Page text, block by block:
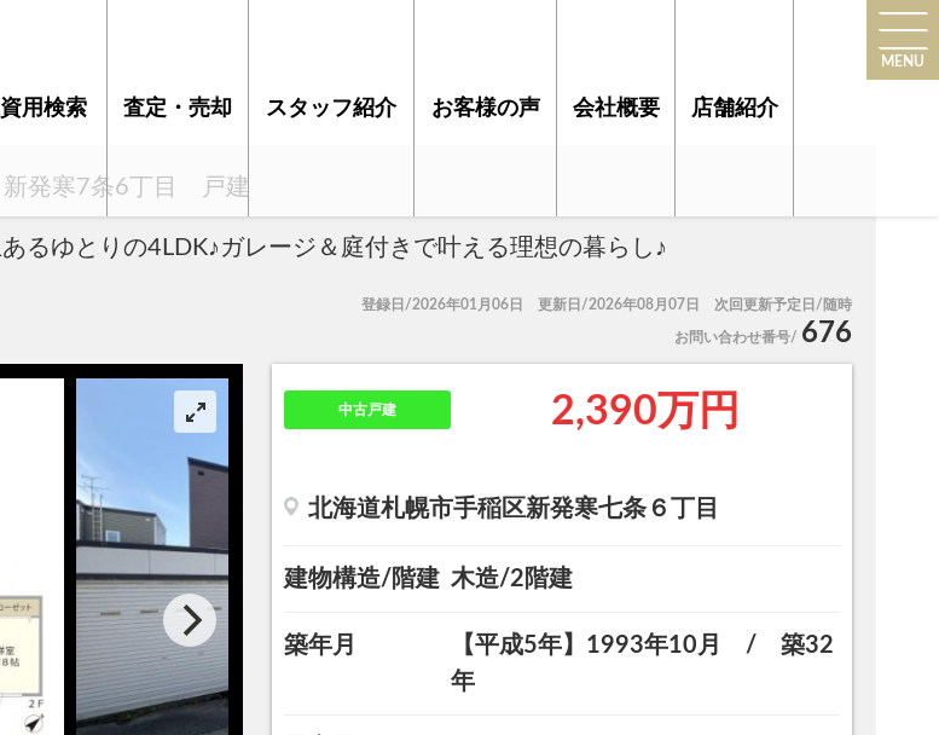
MENU
用検索 査定・売却 スタッフ紹介 お客様の声 会社概要 店舗紹介
新発寒7条6丁目 戸建
るゆとりの4LDK♪ガレージ＆庭付きで叶える理想の暮らし♪
登録日/2026年01月06日 更新日/2026年08月07日 次回更新予定日/随時
お問い合わせ番号/ 676
中古戸建 2,390万円
北海道札幌市手稲区新発寒七条６丁目
建物構造/階建 木造/2階建
築年月
【平成5年】1993年10月 / 築32
年